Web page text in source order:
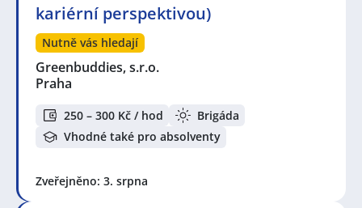
kariérní perspektivou)
Nutně vás hledají
Greenbuddies, s.r.o.
Praha
250 – 300 Kč / hod
Brigáda
Vhodné také pro absolventy
Zveřejněno: 3. srpna